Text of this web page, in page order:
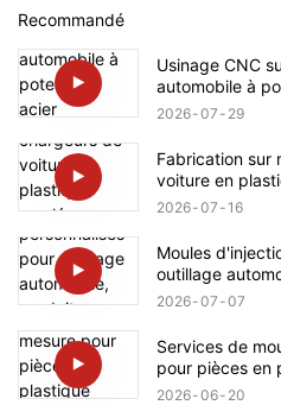
Recommandé
Usinage CNC
automobile à
avec arbre à vis
2026 07 29
Fabrication sur
voiture en
Tesla
2026 07 16
Moules
outillage
pour BMW
2026 07 07
Services de
pour pièces en
2026 06 20